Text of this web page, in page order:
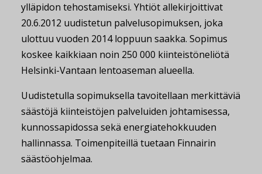
ylläpidon tehostamiseksi. Yhtiöt allekirjoittivat
20.6.2012 uudistetun palvelusopimuksen, joka
ulottuu vuoden 2014 loppuun saakka. Sopimus
koskee kaikkiaan noin 250 000 kiinteistöneliötä
Helsinki-Vantaan lentoaseman alueella.
Uudistetulla sopimuksella tavoitellaan merkittäviä
säästöjä kiinteistöjen palveluiden johtamisessa,
kunnossapidossa sekä energiatehokkuuden
hallinnassa. Toimenpiteillä tuetaan Finnairin
säästöohjelmaa.